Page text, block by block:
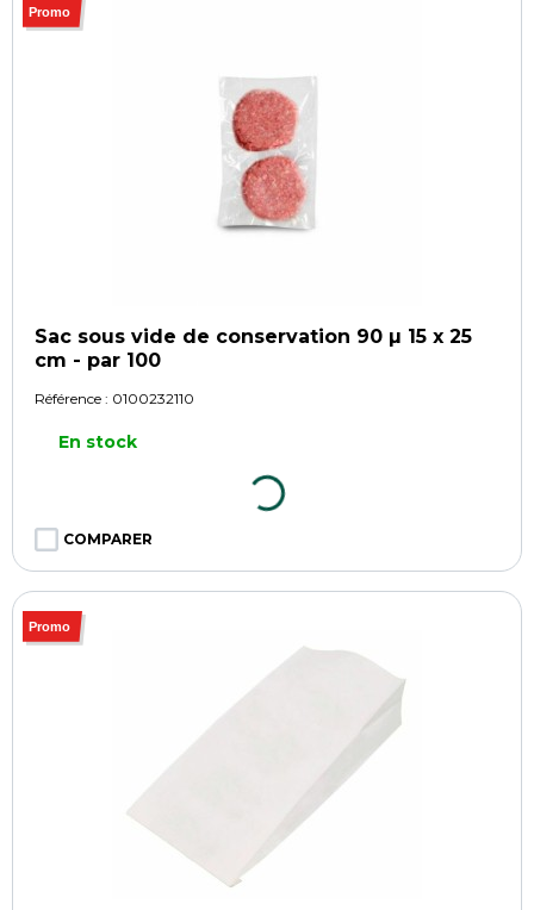
Promo
Sac sous vide de conservation 90 µ 15 x 25
cm - par 100
Référence : 0100232110
En stock
COMPARER
Promo